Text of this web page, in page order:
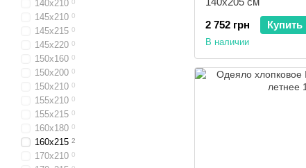
2 752 грн
Купить
В наличии
140х210 0
145x210 0
145x215 0
145x220 0
150x160 0
150x200 0
150x210 0
155x210 0
155x215 0
160x180 0
160x215 2
170x210 0